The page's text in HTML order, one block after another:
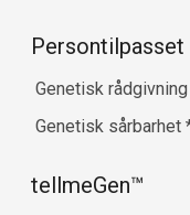
Persontilpasset
Genetisk rådgivning
Genetisk sårbarhet
tellmeGen™